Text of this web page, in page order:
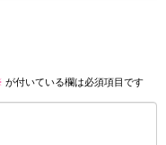
が付いている欄は必須項目です